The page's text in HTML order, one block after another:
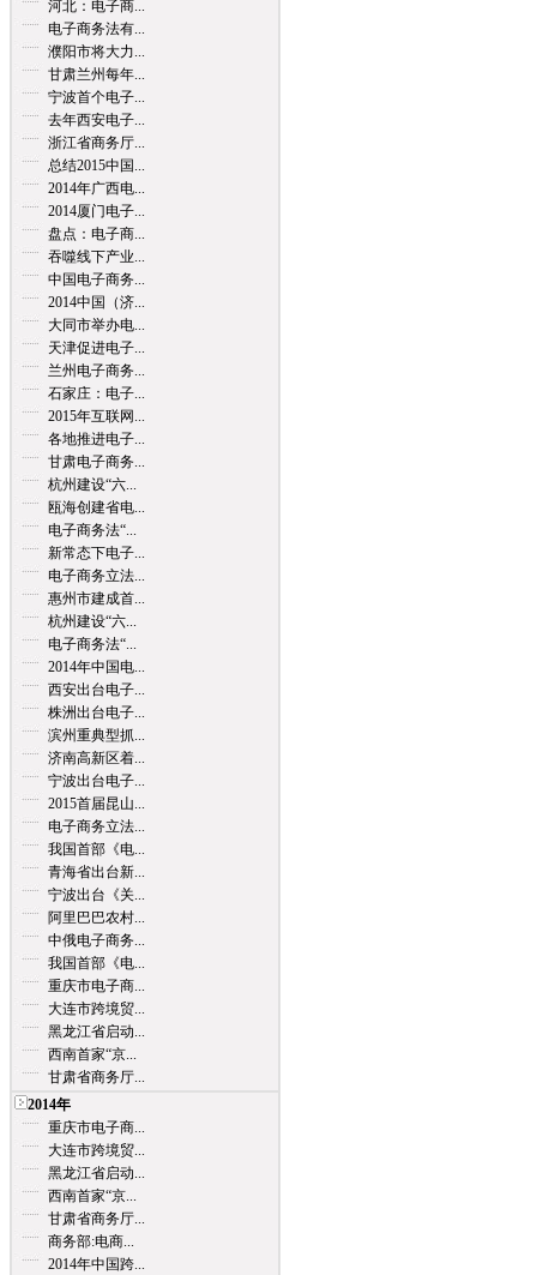
河北：电子商...
电子商务法有...
濮阳市将大力...
甘肃兰州每年...
宁波首个电子...
去年西安电子...
浙江省商务厅...
总结2015中国...
2014年广西电...
2014厦门电子...
盘点：电子商...
吞噬线下产业...
中国电子商务...
2014中国（济...
大同市举办电...
天津促进电子...
兰州电子商务...
石家庄：电子...
2015年互联网...
各地推进电子...
甘肃电子商务...
杭州建设“六...
瓯海创建省电...
电子商务法“...
新常态下电子...
电子商务立法...
惠州市建成首...
杭州建设“六...
电子商务法“...
2014年中国电...
西安出台电子...
株洲出台电子...
滨州重典型抓...
济南高新区着...
宁波出台电子...
2015首届昆山...
电子商务立法...
我国首部《电...
青海省出台新...
宁波出台《关...
阿里巴巴农村...
中俄电子商务...
我国首部《电...
重庆市电子商...
大连市跨境贸...
黑龙江省启动...
西南首家“京...
甘肃省商务厅...
2014年
重庆市电子商...
大连市跨境贸...
黑龙江省启动...
西南首家“京...
甘肃省商务厅...
商务部:电商...
2014年中国跨...